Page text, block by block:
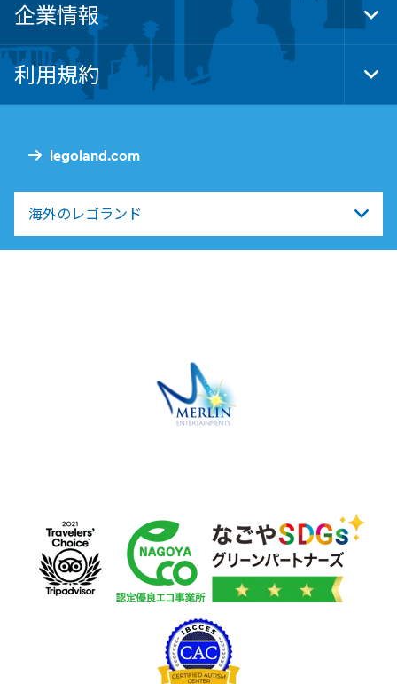
legoland.com
海外のレゴランド
企業情報
利用規約